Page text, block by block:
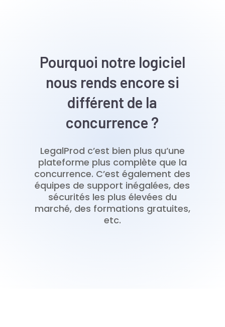
Pourquoi notre logiciel
nous rends encore si
différent de la
concurrence ?
LegalProd c’est bien plus qu’une
plateforme plus complète que la
concurrence. C’est également des
équipes de support inégalées, des
sécurités les plus élevées du
marché, des formations gratuites,
etc.